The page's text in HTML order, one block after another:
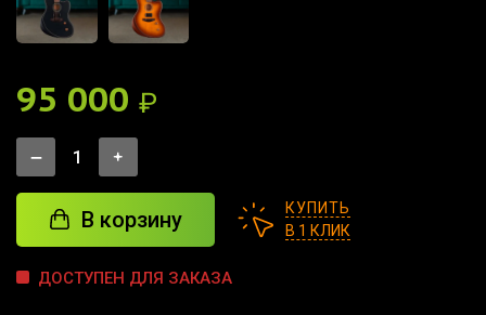
95 000 ₽
В корзину
КУПИТЬ
В 1 КЛИК
ДОСТУПЕН ДЛЯ ЗАКАЗА